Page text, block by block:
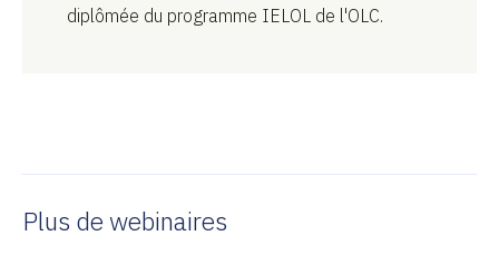
diplômée du programme IELOL de l'OLC.
Plus de webinaires